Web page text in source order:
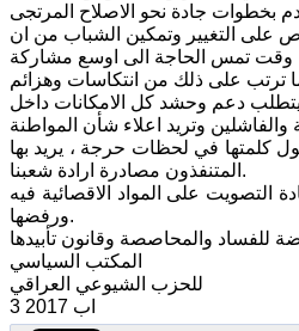
على التغيير وتمكين الشباب من ان
في وقت تمس الحاجة الى اوسع مشاركة
يتطلب دعم وحشد كل الامكانات داخل
كلمتها في لحظات حرجة ، يريد بها
المتنفذون مصادرة ارادة شعبنا.
التصويت على المواد الاقصائية فيه
ورفضها.
المكتب السياسي
للحزب الشيوعي العراقي
3 اب 2017